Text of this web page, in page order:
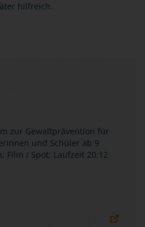
hilfreich.
zur Gewaltprävention für
und Schüler ab 9
Film / Spot; Laufzeit 20:12